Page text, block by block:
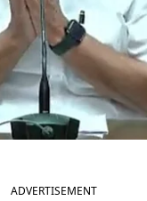
ADVERTISEMENT